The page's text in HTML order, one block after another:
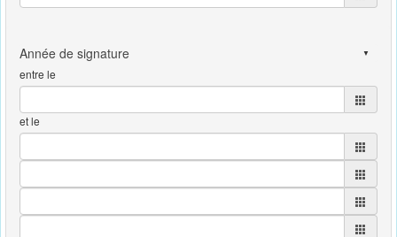
entre le
et le